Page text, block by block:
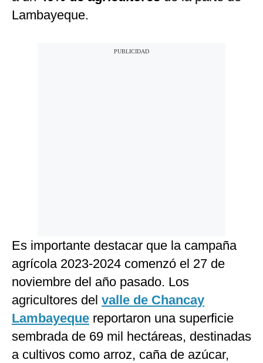
Lambayeque.
Es importante destacar que la campaña
agrícola 2023-2024 comenzó el 27 de
noviembre del año pasado. Los
agricultores del valle de Chancay
Lambayeque reportaron una superficie
sembrada de 69 mil hectáreas, destinadas
a cultivos como arroz, caña de azúcar,